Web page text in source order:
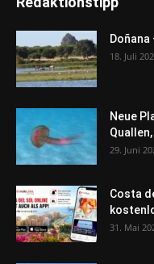
18. Juli
Neue
29. Juni
Costa
31. Mai